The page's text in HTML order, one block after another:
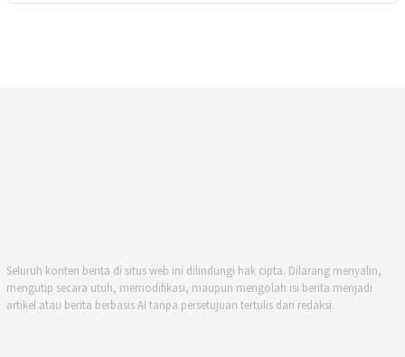
Seluruh konten berita di situs web ini dilindungi hak cipta. Dilarang menyalin,
mengutip secara utuh, memodifikasi, maupun mengolah isi berita menjadi
artikel atau berita berbasis AI tanpa persetujuan tertulis dari redaksi.